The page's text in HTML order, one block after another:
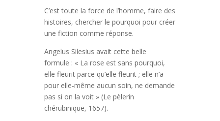
C’est toute la force de l’homme, faire des
histoires, chercher le pourquoi pour créer
une fiction comme réponse.
Angelus Silesius avait cette belle
formule : « La rose est sans pourquoi,
elle fleurit parce qu’elle fleurit ; elle n’a
pour elle-même aucun soin, ne demande
pas si on la voit » (Le pèlerin
chérubinique, 1657).